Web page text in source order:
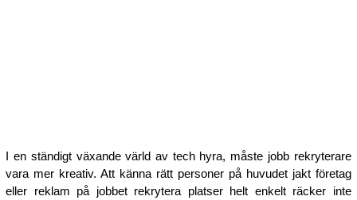
I en ständigt växande värld av tech hyra, måste jobb rekryterare
vara mer kreativ. Att känna rätt personer på huvudet jakt företag
eller reklam på jobbet rekrytera platser helt enkelt räcker inte